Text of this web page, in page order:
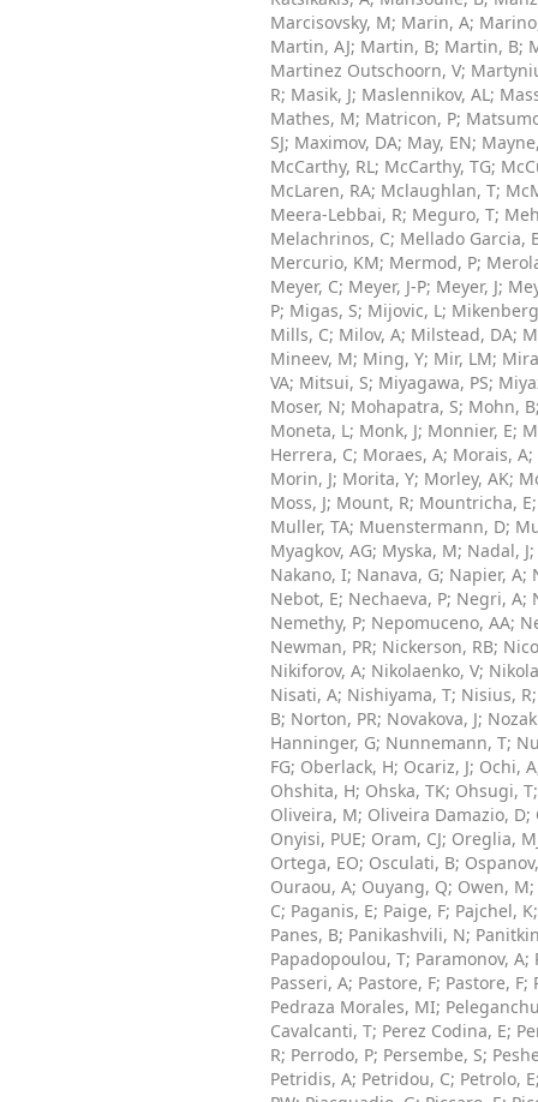
Marcisovsky, M; Marin, A;
Martin, AJ; Martin, B; Martin, B;
Martinez Outschoorn, V;
R; Masik, J; Maslennikov, AL;
Mathes, M; Matricon, P;
SJ; Maximov, DA; May, EN;
McCarthy, RL; McCarthy, TG;
McLaren, RA; Mclaughlan, T;
Meera-Lebbai, R; Meguro, T;
Melachrinos, C; Mellado Garcia,
Mercurio, KM; Mermod, P;
Meyer, C; Meyer, J-P; Meyer, J;
P; Migas, S; Mijovic, L;
Mills, C; Milov, A; Milstead, DA;
Mineev, M; Ming, Y; Mir, LM;
VA; Mitsui, S; Miyagawa, PS;
Moser, N; Mohapatra, S; Mohn, B
Moneta, L; Monk, J; Monnier, E;
Herrera, C; Moraes, A; Morais, A;
Morin, J; Morita, Y; Morley, AK;
Moss, J; Mount, R; Mountricha, E
Muller, TA; Muenstermann, D;
Myagkov, AG; Myska, M; Nadal, J;
Nakano, I; Nanava, G; Napier, A;
Nebot, E; Nechaeva, P; Negri, A;
Nemethy, P; Nepomuceno, AA;
Newman, PR; Nickerson, RB;
Nikiforov, A; Nikolaenko, V;
Nisati, A; Nishiyama, T; Nisius, R
B; Norton, PR; Novakova, J;
Hanninger, G; Nunnemann, T;
FG; Oberlack, H; Ocariz, J; Ochi, A
Ohshita, H; Ohska, TK; Ohsugi, T
Oliveira, M; Oliveira Damazio, D;
Onyisi, PUE; Oram, CJ; Oreglia,
Ortega, EO; Osculati, B;
Ouraou, A; Ouyang, Q; Owen, M;
C; Paganis, E; Paige, F; Pajchel, K
Panes, B; Panikashvili, N;
Papadopoulou, T; Paramonov, A;
Passeri, A; Pastore, F; Pastore, F;
Pedraza Morales, MI;
Cavalcanti, T; Perez Codina, E;
R; Perrodo, P; Persembe, S;
Petridis, A; Petridou, C; Petrolo, E